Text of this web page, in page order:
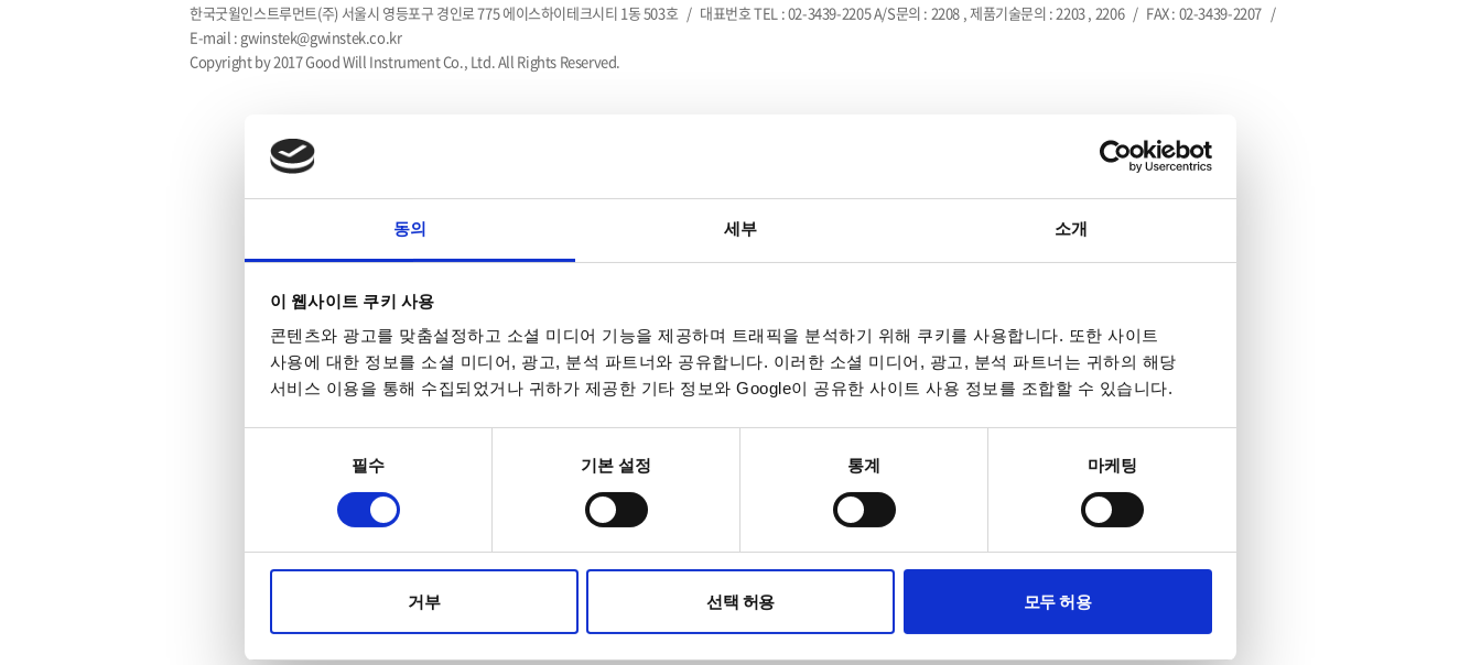
동의 세부 소개
이 웹사이트 쿠키 사용
콘텐츠와 광고를 맞춤설정하고 소셜 미디어 기능을 제공하며 트래픽을 분석하기 위해 쿠키를 사용합니다. 또한 사이트
사용에 대한 정보를 소셜 미디어, 광고, 분석 파트너와 공유합니다. 이러한 소셜 미디어, 광고, 분석 파트너는 귀하의 해당
서비스 이용을 통해 수집되었거나 귀하가 제공한 기타 정보와 Google이 공유한 사이트 사용 정보를 조합할 수 있습니다.
필수 기본 설정 통계 마케팅
거부 선택 허용 모두 허용
한국굿윌인스트루먼트(주) 서울시 영등포구 경인로 775 에이스하이테크시티 1동 503호 / 대표번호 TEL : 02-3439-2205 A/S문의 : 2208 , 제품기술문의 : 2203 , 2206 / FAX : 02-3439-2207 /
E-mail : gwinstek@gwinstek.co.kr
Copyright by 2017 Good Will Instrument Co., Ltd. All Rights Reserved.